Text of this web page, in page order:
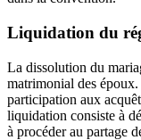
Liquidation du
La dissolution du
matrimonial des
participation aux
liquidation consiste à
à procéder au partage